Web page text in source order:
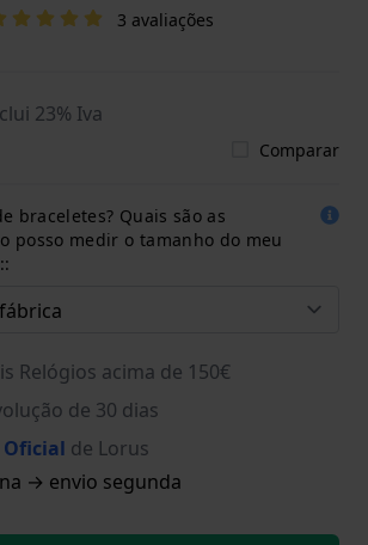
3 avaliações
23% Iva
Comparar
braceletes? Quais são as
posso medir o tamanho do meu
Relógios acima de 150€
de 30 dias
Oficial de Lorus
→ envio segunda